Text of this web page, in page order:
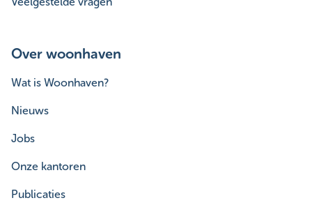
Over woonhaven
Wat is Woonhaven?
Nieuws
Jobs
Onze kantoren
Publicaties